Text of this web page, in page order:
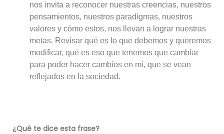
nos invita a reconocer nuestras creencias, nuestros
pensamientos, nuestros paradigmas, nuestros
valores y cómo estos, nos llevan a lograr nuestras
metas. Revisar qué es lo que debemos y queremos
modificar, qué es eso que tenemos que cambiar
para poder hacer cambios en mi, que se vean
reflejados en la sociedad.
¿Qué te dice esta frase?